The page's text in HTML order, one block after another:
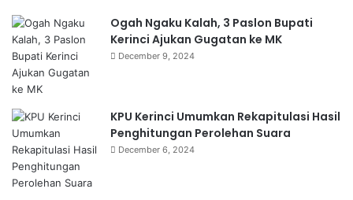
Ogah Ngaku Kalah, 3 Paslon Bupati
Kerinci Ajukan Gugatan ke MK
December 9, 2024
KPU Kerinci Umumkan Rekapitulasi Hasil
Penghitungan Perolehan Suara
December 6, 2024